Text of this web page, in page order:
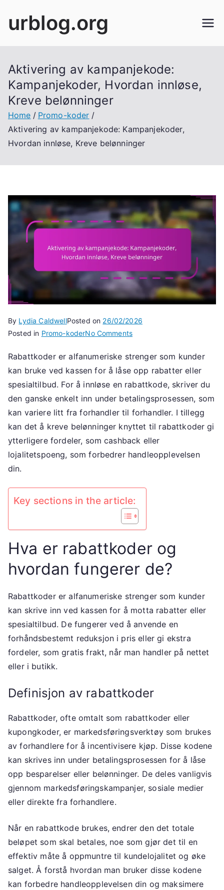
urblog.org
Aktivering av kampanjekode:
Kampanjekoder, Hvordan innløse,
Kreve belønninger
Home
Promo-koder
Aktivering av kampanjekode: Kampanjekoder,
Hvordan innløse, Kreve belønninger
By Lydia CaldwellPosted on 26/02/2026
Posted in Promo-koderNo Commentson
av
kampanjekode:
Kampanjekoder,
Hvordan
innløse,
belønninger
Rabattkoder er alfanumeriske strenger som kunder
kan bruke ved kassen for å låse opp rabatter eller
spesialtilbud. For å innløse en rabattkode, skriver du
den ganske enkelt inn under betalingsprosessen, som
kan variere litt fra forhandler til forhandler. I tillegg
kan det å kreve belønninger knyttet til rabattkoder gi
ytterligere fordeler, som cashback eller
lojalitetspoeng, som forbedrer handleopplevelsen
din.
Key sections in the article:
Hva er rabattkoder og
hvordan fungerer de?
Rabattkoder er alfanumeriske strenger som kunder
kan skrive inn ved kassen for å motta rabatter eller
spesialtilbud. De fungerer ved å anvende en
forhåndsbestemt reduksjon i pris eller gi ekstra
fordeler, som gratis frakt, når man handler på nettet
eller i butikk.
Definisjon av rabattkoder
Rabattkoder, ofte omtalt som rabattkoder eller
kupongkoder, er markedsføringsverktøy som brukes
av forhandlere for å incentivisere kjøp. Disse kodene
kan skrives inn under betalingsprosessen for å låse
opp besparelser eller belønninger. De deles vanligvis
gjennom markedsføringskampanjer, sosiale medier
eller direkte fra forhandlere.
Når en rabattkode brukes, endrer den det totale
beløpet som skal betales, noe som gjør det til en
effektiv måte å oppmuntre til kundelojalitet og øke
salget. Å forstå hvordan man bruker disse kodene
kan forbedre handleopplevelsen din og maksimere